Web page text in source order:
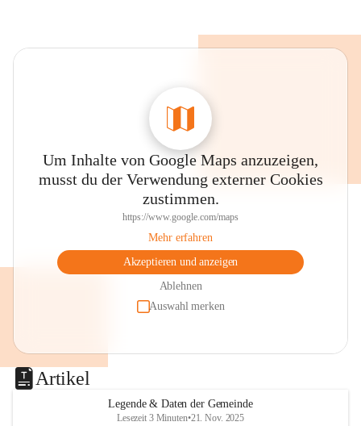
Um Inhalte von Google Maps anzuzeigen,
musst du der Verwendung externer Cookies
zustimmen.
https://www.google.com/maps
Mehr erfahren
Akzeptieren und anzeigen
Ablehnen
Auswahl merken
Artikel
Legende & Daten der Gemeinde
Lesezeit 3 Minuten•21. Nov. 2025